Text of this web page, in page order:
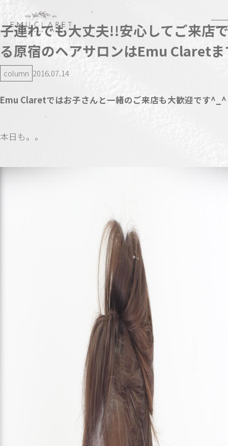
子連れでも大丈夫!!安心してご来店
る原宿のヘアサロンはEmu Claret
column 2016.07.14
Emu Claretではお子さんと一緒のご来店も大歓迎です^_^
本日も。。